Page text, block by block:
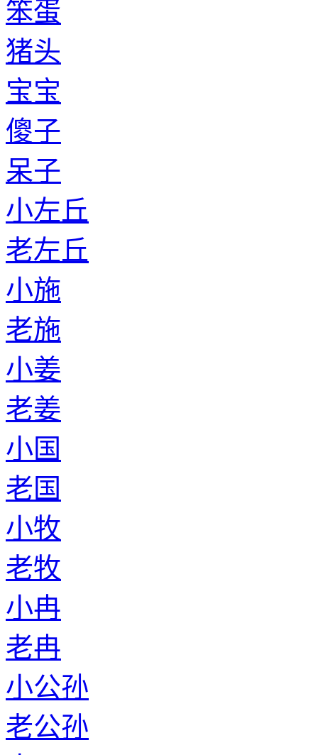
小国
老国
小牧
老牧
小冉
老冉
小公孙
老公孙
小干
老干
小单于
老单于
小暨
老暨
小仲孙
老仲孙
小蓝
老蓝
小邱